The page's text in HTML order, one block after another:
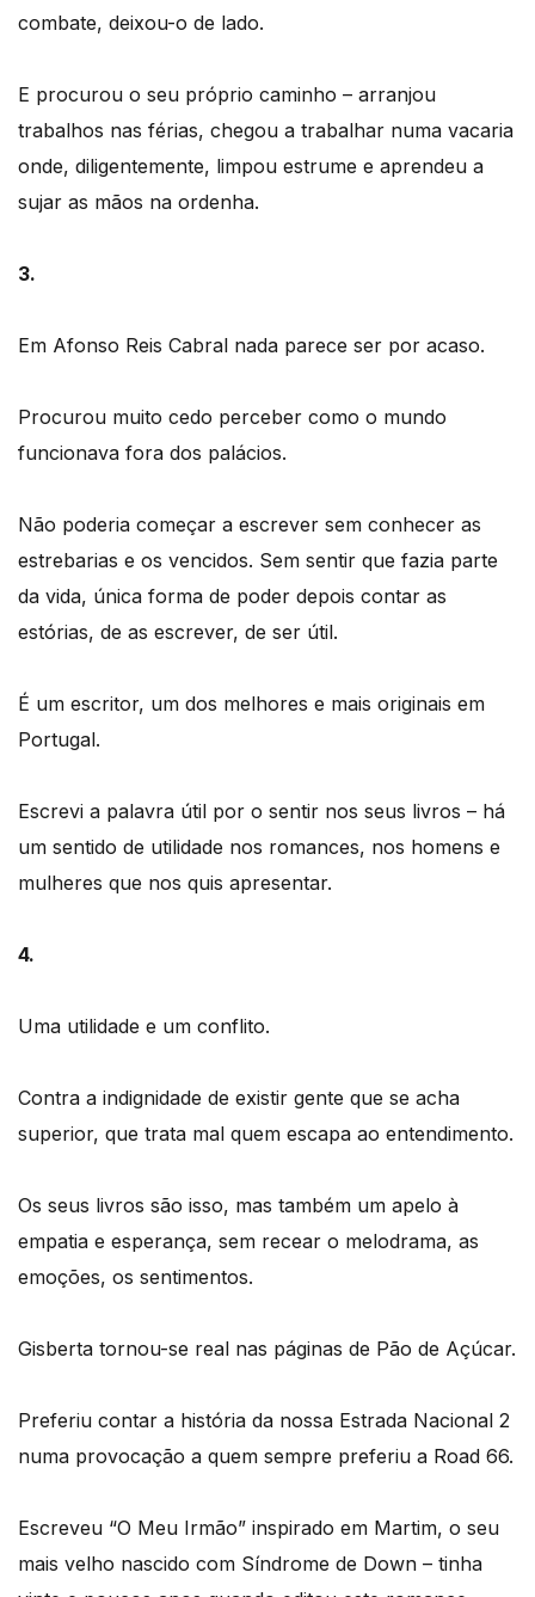
combate, deixou-o de lado.
E procurou o seu próprio caminho – arranjou
trabalhos nas férias, chegou a trabalhar numa vacaria
onde, diligentemente, limpou estrume e aprendeu a
sujar as mãos na ordenha.
3.
Em Afonso Reis Cabral nada parece ser por acaso.
Procurou muito cedo perceber como o mundo
funcionava fora dos palácios.
Não poderia começar a escrever sem conhecer as
estrebarias e os vencidos. Sem sentir que fazia parte
da vida, única forma de poder depois contar as
estórias, de as escrever, de ser útil.
É um escritor, um dos melhores e mais originais em
Portugal.
Escrevi a palavra útil por o sentir nos seus livros – há
um sentido de utilidade nos romances, nos homens e
mulheres que nos quis apresentar.
4.
Uma utilidade e um conflito.
Contra a indignidade de existir gente que se acha
superior, que trata mal quem escapa ao entendimento.
Os seus livros são isso, mas também um apelo à
empatia e esperança, sem recear o melodrama, as
emoções, os sentimentos.
Gisberta tornou-se real nas páginas de Pão de Açúcar.
Preferiu contar a história da nossa Estrada Nacional 2
numa provocação a quem sempre preferiu a Road 66.
Escreveu “O Meu Irmão” inspirado em Martim, o seu
mais velho nascido com Síndrome de Down – tinha